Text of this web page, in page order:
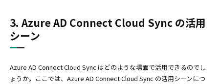
3. Azure AD Connect Cloud Sync の活用
シーン
Azure AD Connect Cloud Sync はどのような場面で活用できるのでし
ょうか。ここでは、Azure AD Connect Cloud Sync の活用シーンにつ